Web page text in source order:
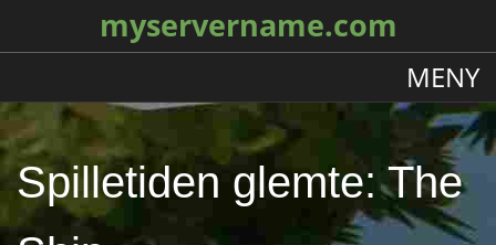
myservername.com
MENY
Spilletiden glemte: The